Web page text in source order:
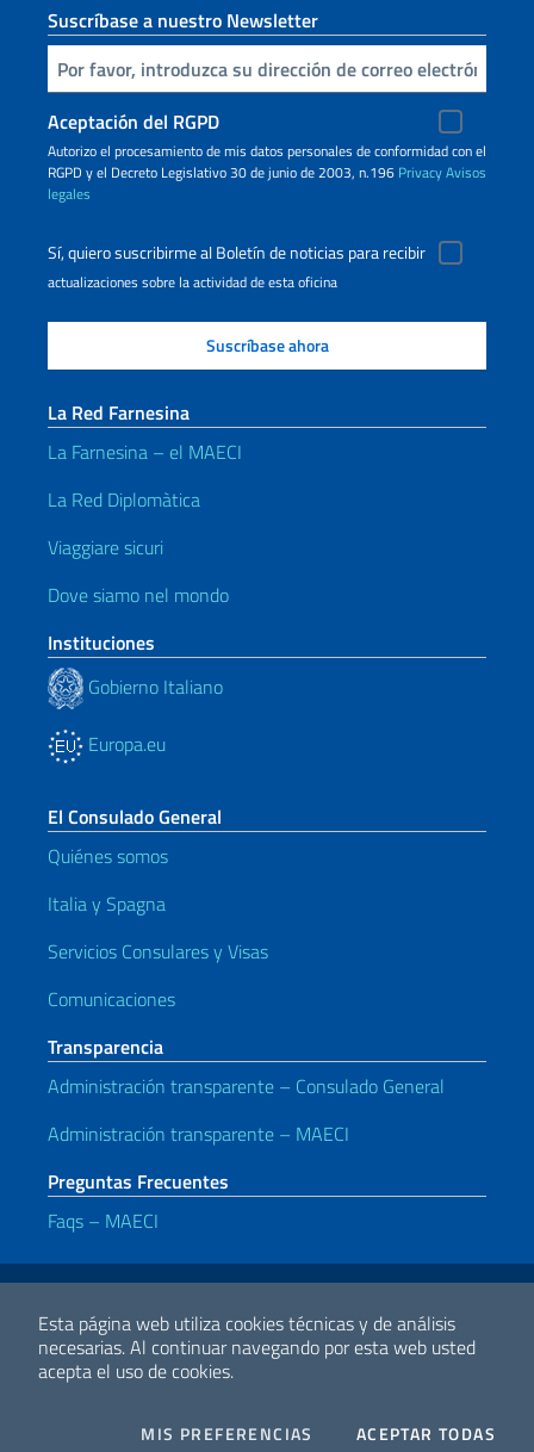
Esta página web utiliza cookies técnicas y de análisis
necesarias.Al continuar navegando por esta web usted
acepta el uso de cookies.
MIS PREFERENCIAS COOKIESACEPTAR TODAS
Suscríbase a nuestro Newsletter
Inserta tu correo electronico
Aceptación del RGPD
Autorizo ​​el procesamiento de mis datos personales de conformidad con el
RGPD y el Decreto Legislativo 30 de junio de 2003, n.196 PrivacyAvisos
legales
Sí, quiero suscribirme al Boletín de noticias para recibir
actualizaciones sobre la actividad de esta oficina
La Red Farnesina
La Farnesina – el MAECI
La Red Diplomàtica
Viaggiare sicuri
Dove siamo nel mondo
Instituciones
Gobierno Italiano
Europa.eu
El Consulado General
Quiénes somos
Italia y Spagna
Servicios Consulares y Visas
Comunicaciones
Transparencia
Administración transparente – Consulado General
Administración transparente – MAECI
Preguntas Frecuentes
Faqs – MAECI
Enlaces útiles
Cooperación Internacional